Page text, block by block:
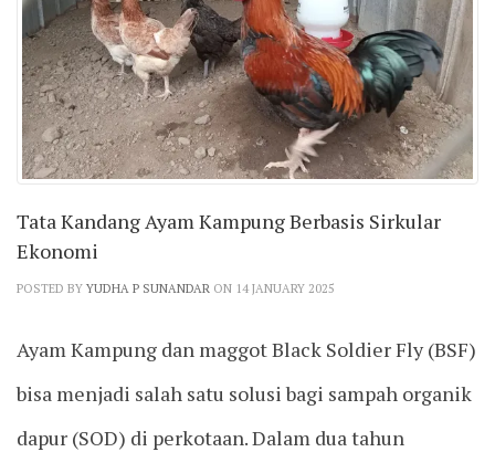
Tata Kandang Ayam Kampung Berbasis Sirkular
Ekonomi
POSTED BY YUDHA P SUNANDAR ON 14 JANUARY 2025
Ayam Kampung dan maggot Black Soldier Fly (BSF)
bisa menjadi salah satu solusi bagi sampah organik
dapur (SOD) di perkotaan. Dalam dua tahun